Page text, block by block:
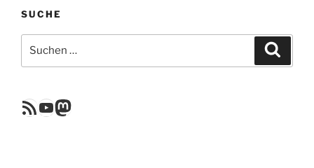
SUCHE
nach:
RSS FeedYouTube
Mastodon